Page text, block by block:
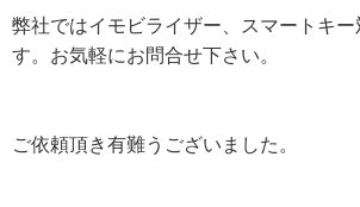
弊社ではイモビライザー、スマートキー
す。お気軽にお問合せ下さい。
ご依頼頂き有難うございました。